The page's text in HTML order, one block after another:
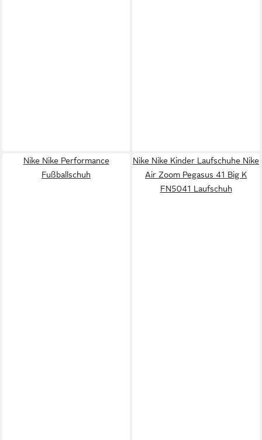
Nike Nike Performance
Fußballschuh
Nike Nike Kinder Laufschuhe Nike
Air Zoom Pegasus 41 Big K
FN5041 Laufschuh